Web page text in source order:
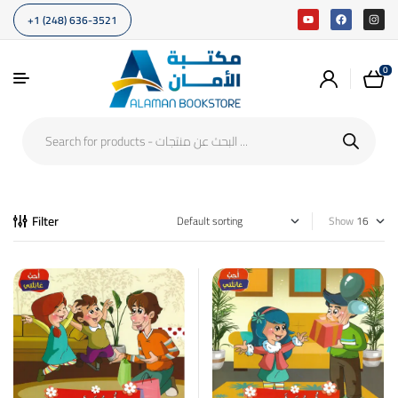
+1 (248) 636-3521
0
Filter Show